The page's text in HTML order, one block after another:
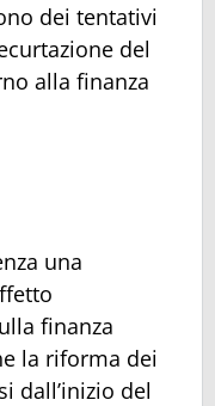
dei tentativi
del
alla finanza
una
finanza
la riforma dei
dall’inizio del